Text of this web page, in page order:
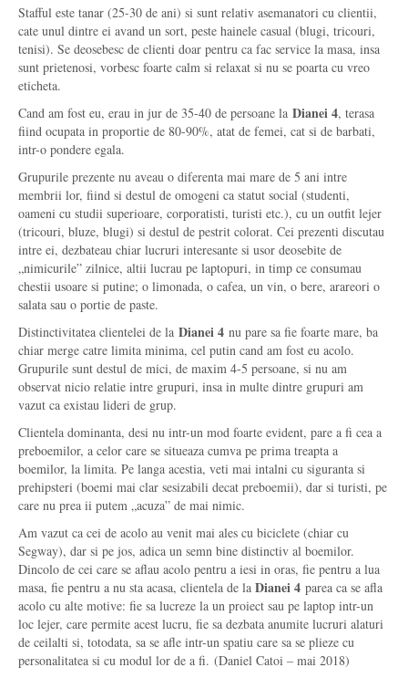
Stafful este tanar (25-30 de ani) si sunt relativ asemanatori cu clientii,
cate unul dintre ei avand un sort, peste hainele casual (blugi, tricouri,
tenisi). Se deosebesc de clienti doar pentru ca fac service la masa, insa
sunt prietenosi, vorbesc foarte calm si relaxat si nu se poarta cu vreo
eticheta.
Cand am fost eu, erau in jur de 35-40 de persoane la Dianei 4, terasa
fiind ocupata in proportie de 80-90%, atat de femei, cat si de barbati,
intr-o pondere egala.
Grupurile prezente nu aveau o diferenta mai mare de 5 ani intre
membrii lor, fiind si destul de omogeni ca statut social (studenti,
oameni cu studii superioare, corporatisti, turisti etc.), cu un outfit lejer
(tricouri, bluze, blugi) si destul de pestrit colorat. Cei prezenti discutau
intre ei, dezbateau chiar lucruri interesante si usor deosebite de
„nimicurile” zilnice, altii lucrau pe laptopuri, in timp ce consumau
chestii usoare si putine; o limonada, o cafea, un vin, o bere, arareori o
salata sau o portie de paste.
Distinctivitatea clientelei de la Dianei 4 nu pare sa fie foarte mare, ba
chiar merge catre limita minima, cel putin cand am fost eu acolo.
Grupurile sunt destul de mici, de maxim 4-5 persoane, si nu am
observat nicio relatie intre grupuri, insa in multe dintre grupuri am
vazut ca existau lideri de grup.
Clientela dominanta, desi nu intr-un mod foarte evident, pare a fi cea a
preboemilor, a celor care se situeaza cumva pe prima treapta a
boemilor, la limita. Pe langa acestia, veti mai intalni cu siguranta si
prehipsteri (boemi mai clar sesizabili decat preboemii), dar si turisti, pe
care nu prea ii putem „acuza” de mai nimic.
Am vazut ca cei de acolo au venit mai ales cu biciclete (chiar cu
Segway), dar si pe jos, adica un semn bine distinctiv al boemilor.
Dincolo de cei care se aflau acolo pentru a iesi in oras, fie pentru a lua
masa, fie pentru a nu sta acasa, clientela de la Dianei 4 parea ca se afla
acolo cu alte motive: fie sa lucreze la un proiect sau pe laptop intr-un
loc lejer, care permite acest lucru, fie sa dezbata anumite lucruri alaturi
de ceilalti si, totodata, sa se afle intr-un spatiu care sa se plieze cu
personalitatea si cu modul lor de a fi. (Daniel Catoi – mai 2018)